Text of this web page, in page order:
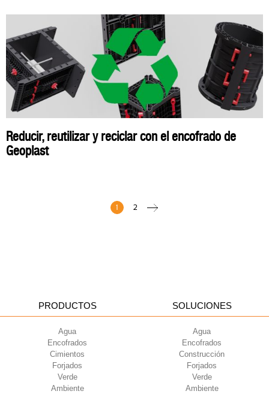
Reducir, reutilizar y reciclar con el encofrado de
Geoplast
1 2
PRODUCTOS
Agua
Encofrados
Cimientos
Forjados
Verde
Ambiente
SOLUCIONES
Agua
Encofrados
Construcción
Forjados
Verde
Ambiente